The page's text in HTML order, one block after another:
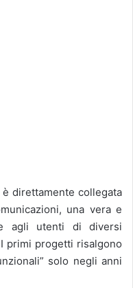
direttamente collegata
una vera e
agli utenti di diversi
primi progetti risalgono
solo negli anni